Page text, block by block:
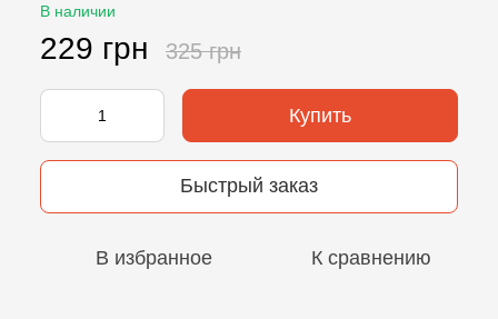
В наличии
229 грн 325 грн
Купить
Быстрый заказ
В избранное К сравнению